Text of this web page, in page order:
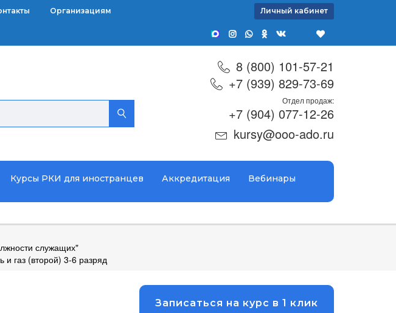
Организациям Личный кабинет
8 (800) 101-57-21
+7 (939) 829-73-69
Отдел продаж:
+7 (904) 077-12-26
kursy@ooo-ado.ru
Курсы РКИ для иностранцев Аккредитация Вебинары
служащих"
газ (второй) 3-6 разряд
Записаться на курс в 1 клик